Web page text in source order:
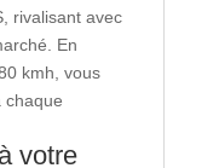
rivalisant avec
En
kmh, vous
chaque
votre